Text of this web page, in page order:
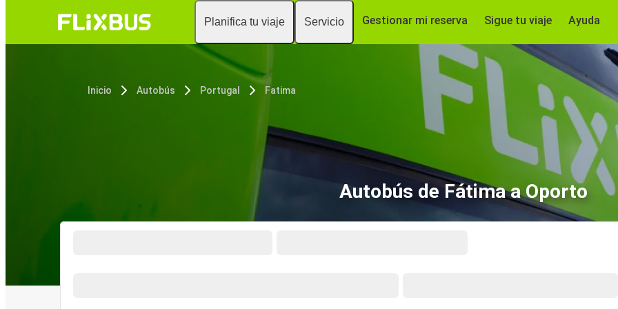
Planifica tu viaje Servicio Gestionar mi reserva Sigue tu viaje Ayuda
Inicio Autobús Portugal Fatima
Autobús de Fátima a Oporto